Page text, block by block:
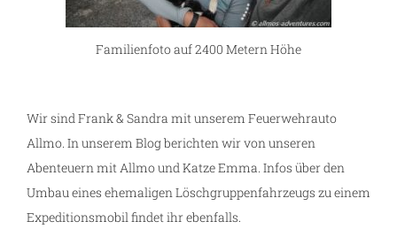
Familienfoto auf 2400 Metern Höhe
Wir sind Frank & Sandra mit unserem Feuerwehrauto
Allmo. In unserem Blog berichten wir von unseren
Abenteuern mit Allmo und Katze Emma. Infos über den
Umbau eines ehemaligen Löschgruppenfahrzeugs zu einem
Expeditionsmobil findet ihr ebenfalls.